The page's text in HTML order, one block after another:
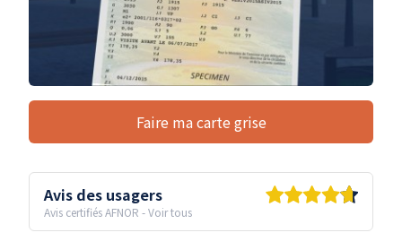
Faire ma carte grise
Avis des usagers
Avis certifiés AFNOR -Voir tous